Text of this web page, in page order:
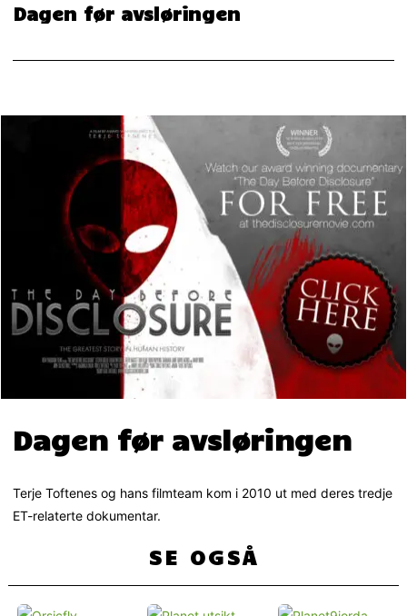
Dagen før avsløringen
Dagen før avsløringen
Terje Toftenes og hans filmteam kom i 2010 ut med deres tredje
ET-relaterte dokumentar.
SE OGSÅ